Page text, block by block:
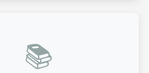
📚